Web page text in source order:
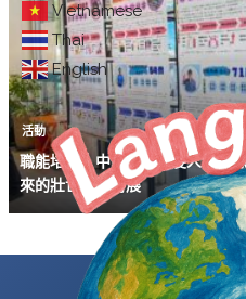
Vietnamese
Thai
English
活動
職能培力｜中彰投區銀髮人才資
來的壯世代」特展